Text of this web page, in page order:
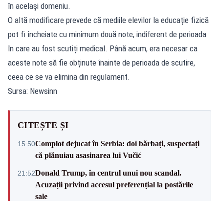
în același domeniu.
O altă modificare prevede că mediile elevilor la educație fizică
pot fi încheiate cu minimum două note, indiferent de perioada
în care au fost scutiți medical. Până acum, era necesar ca
aceste note să fie obținute înainte de perioada de scutire,
ceea ce se va elimina din regulament.
Sursa: Newsinn
CITEȘTE ȘI
15:50Complot dejucat în Serbia: doi bărbați, suspectați
că plănuiau asasinarea lui Vučić
21:52Donald Trump, în centrul unui nou scandal.
Acuzații privind accesul preferențial la postările
sale